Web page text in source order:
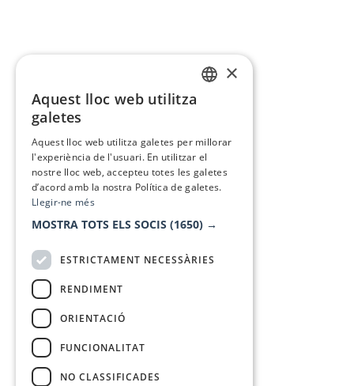
×
Aquest lloc web utilitza
galetes
Aquest lloc web utilitza galetes per millorar
l'experiència de l'usuari. En utilitzar el
nostre lloc web, accepteu totes les galetes
d’acord amb la nostra Política de galetes.
Llegir-ne més
MOSTRA TOTS ELS SOCIS (1650) →
ESTRICTAMENT NECESSÀRIES
RENDIMENT
ORIENTACIÓ
FUNCIONALITAT
NO CLASSIFICADES